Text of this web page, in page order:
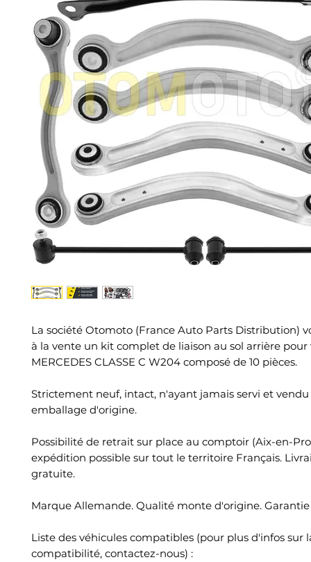
La société Otomoto (France Auto Parts Distribution)
à la vente un kit complet de liaison au sol arrière pour
MERCEDES CLASSE C W204 composé de 10 pièces.
Strictement neuf, intact, n'ayant jamais servi et vendu
emballage d'origine.
Possibilité de retrait sur place au comptoir (Aix-en-
expédition possible sur tout le territoire Français.
gratuite.
Marque Allemande. Qualité monte d'origine. Garantie
Liste des véhicules compatibles (pour plus d'infos sur
compatibilité, contactez-nous) :